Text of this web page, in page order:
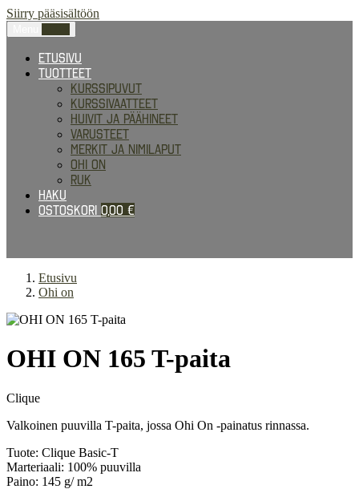
Siirry pääsisältöön
Etusivu
Tuotteet
Kurssipuvut
Kurssivaatteet
Huivit ja päähineet
Varusteet
Merkit ja nimilaput
Ohi on
RUK
Haku
Ostoskori 0,00 €
Etusivu
Ohi on
OHI ON 165 T-paita
Clique
Valkoinen puuvilla T-paita, jossa Ohi On -painatus rinnassa.
Tuote: Clique Basic-T
Marteriaali: 100% puuvilla
Paino: 145 g/ m2